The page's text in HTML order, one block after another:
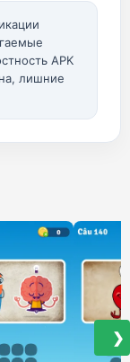
APK
лишние
❯